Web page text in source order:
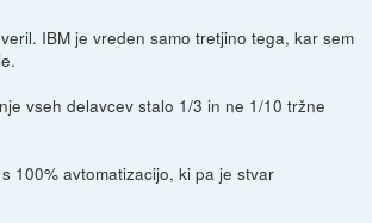
IBM je vreden samo tretjino tega, kar sem
vseh delavcev stalo 1/3 in ne 1/10 tržne
100% avtomatizacijo, ki pa je stvar